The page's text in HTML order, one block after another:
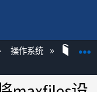
操作系统